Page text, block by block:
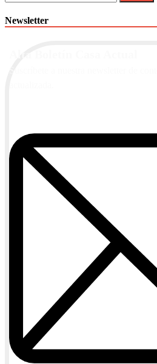
Newsletter